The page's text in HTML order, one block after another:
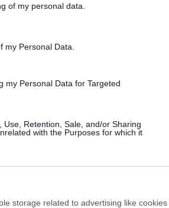
of my personal data.
my Personal Data.
my Personal Data for Targeted
Retention, Sale, and/or Sharing
with the Purposes for which it
storage related to advertising like cookies